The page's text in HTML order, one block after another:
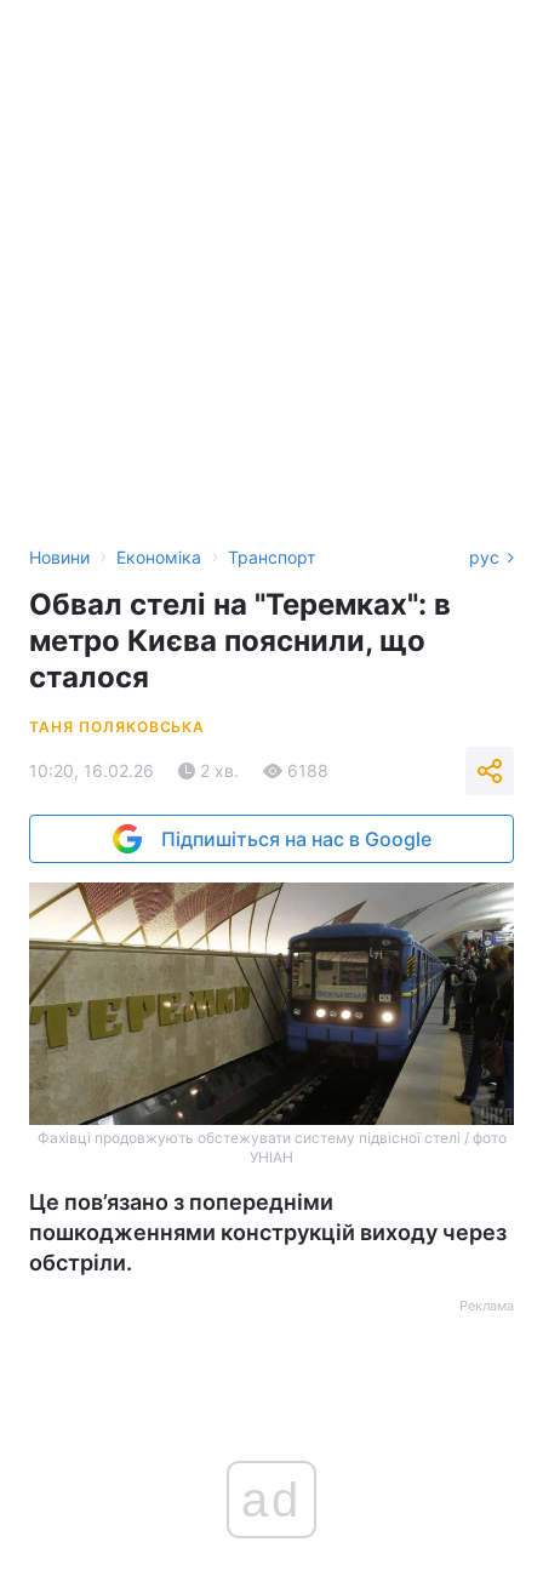
Новини › Економіка › Транспорт рус
Обвал стелі на "Теремках": в
метро Києва пояснили, що
сталося
ТАНЯ ПОЛЯКОВСЬКА
10:20, 16.02.26 2 хв. 6188
Підпишіться на нас в Google
Фахівці продовжують обстежувати систему підвісної стелі / фото
УНІАН
Це пов’язано з попередніми
пошкодженнями конструкцій виходу через
обстріли.
Реклама
ad